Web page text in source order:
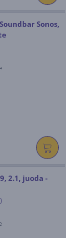
Sonos,
2.1, juoda -